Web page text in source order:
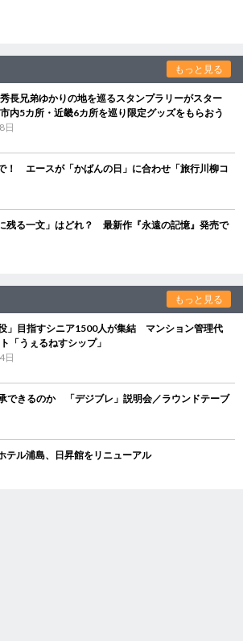
もっと見る
長兄弟ゆかりの地を巡るスタンプラリーがスター
内5カ所・近畿6カ所を巡り限定グッズをもらおう
日
！ エースが「かばんの日」に合わせ「旅行川柳コ
残る一文」はどれ？ 最新作『永遠の記憶』発売で
もっと見る
役」目指すシニア1500人が集結 マンション管理代
「うぇるねすシップ」
日
できるのか 「デジブレ」説明会／ラウンドテーブ
ル浦島、日昇館をリニューアル